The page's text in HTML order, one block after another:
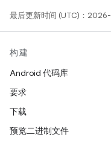
最后更新时间 (UTC)：2026-
构建
Android 代码库
要求
下载
预览二进制文件